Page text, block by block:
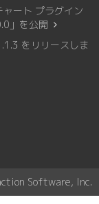
ャート プラグイン
」を公開
をリリースしま
Software, Inc.